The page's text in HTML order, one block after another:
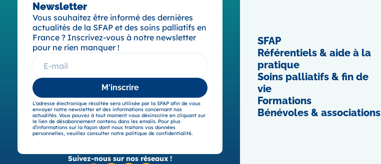
Newsletter
Vous souhaitez être informé des dernières
actualités de la SFAP et des soins palliatifs en
France ? Inscrivez-vous à notre newsletter
pour ne rien manquer !
M'inscrire
L’adresse électronique récoltée sera utilisée par la SFAP afin de vous
envoyer notre newsletter et des informations concernant nos
actualités. Vous pouvez à tout moment vous désinscrire en cliquant sur
le lien de désabonnement contenu dans les emails. Pour plus
d’informations sur la façon dont nous traitons vos données
personnelles, veuillez consulter notre politique de confidentialité.
Suivez-nous sur nos réseaux !
SFAP
Référentiels & aide à la
pratique
Soins palliatifs & fin de
vie
Formations
Bénévoles & associations